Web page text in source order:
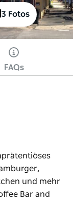
3 Fotos
FAQs
und mehr
Bar and